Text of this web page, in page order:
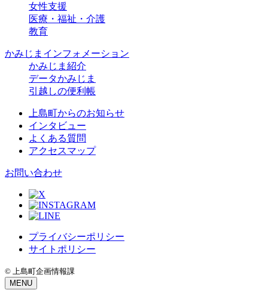
女性支援
医療・福祉・介護
教育
かみじまインフォメーション
かみじま紹介
データかみじま
引越しの便利帳
上島町からのお知らせ
インタビュー
よくある質問
アクセスマップ
お問い合わせ
プライバシーポリシー
サイトポリシー
© 上島町企画情報課
MENU